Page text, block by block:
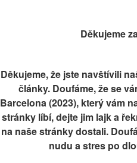
Děkujeme
Děkujeme, že jste navštívili
články. Doufáme, že se
Barcelona (2023), který vám
stránky líbí, dejte jim lajk a
na naše stránky dostali.
nudu a stres po